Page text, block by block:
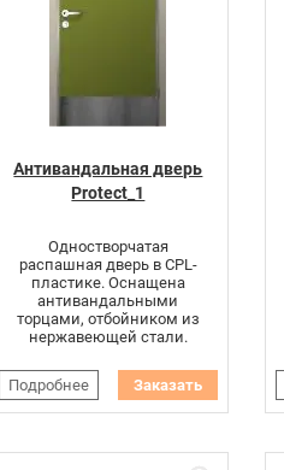
Антивандальная дверь
Protect_1
Одностворчатая
распашная дверь в CPL-
пластике. Оснащена
антивандальными
торцами, отбойником из
нержавеющей стали.
Подробнее Заказать